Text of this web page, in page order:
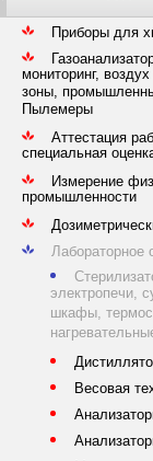
Приборы для
мониторинг,
зоны,
Пылемеры
Аттестация
специальная
Измерение
промышленности
Лабораторное
электропечи,
шкафы,
Весовая